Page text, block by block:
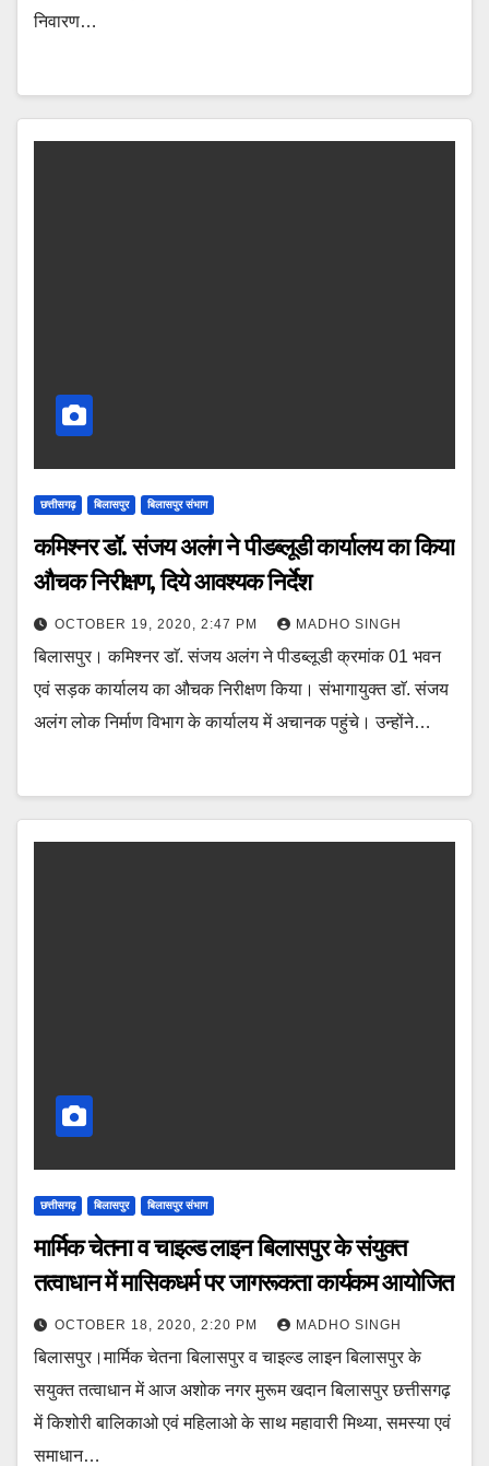
निवारण…
छत्तीसगढ़ बिलासपुर बिलासपुर संभाग
कमिश्नर डॉ. संजय अलंग ने पीडब्लूडी कार्यालय का किया
औचक निरीक्षण, दिये आवश्यक निर्देश
OCTOBER 19, 2020, 2:47 PM MADHO SINGH
बिलासपुर। कमिश्नर डाॅ. संजय अलंग ने पीडब्लूडी क्रमांक 01 भवन
एवं सड़क कार्यालय का औचक निरीक्षण किया। संभागायुक्त डाॅ. संजय
अलंग लोक निर्माण विभाग के कार्यालय में अचानक पहुंचे। उन्होंने…
छत्तीसगढ़ बिलासपुर बिलासपुर संभाग
मार्मिक चेतना व चाइल्ड लाइन बिलासपुर के संयुक्त
तत्वाधान में मासिकधर्म पर जागरूकता कार्यकम आयोजित
OCTOBER 18, 2020, 2:20 PM MADHO SINGH
बिलासपुर।मार्मिक चेतना बिलासपुर व चाइल्ड लाइन बिलासपुर के
सयुक्त तत्वाधान में आज अशोक नगर मुरूम खदान बिलासपुर छत्तीसगढ़
में किशोरी बालिकाओ एवं महिलाओ के साथ महावारी मिथ्या, समस्या एवं
समाधान…